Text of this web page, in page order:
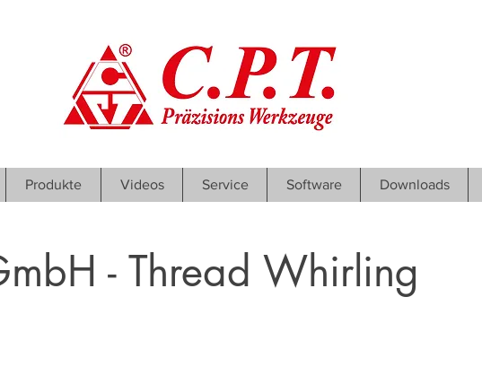
- Thread Whirling
Produkte Videos Service Software Downloads